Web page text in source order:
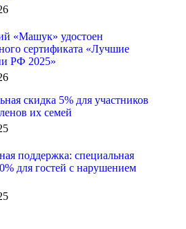
«Машук» удостоен
сертификата «Лучшие
РФ 2025»
скидка 5% для участников
их семей
поддержка: специальная
для гостей с нарушением